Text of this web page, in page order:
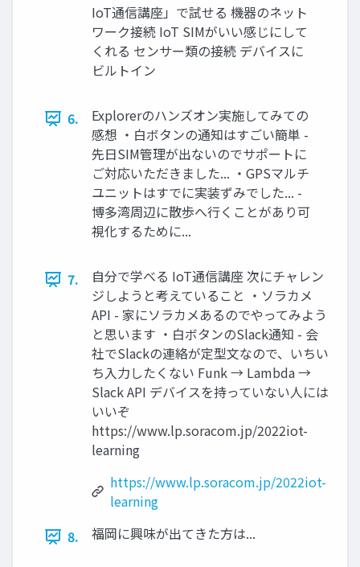
IoT通信講座」で試せる 機器のネット
ワーク接続 IoT SIMがいい感じにして
くれる センサー類の接続 デバイスに
ビルトイン
6.
Explorerのハンズオン実施してみての
感想 ・白ボタンの通知はすごい簡単 -
先日SIM管理が出ないのでサポートに
ご対応いただきました... ・GPSマルチ
ユニットはすでに実装ずみでした... -
博多湾周辺に散歩へ行くことがあり可
視化するために...
7.
自分で学べる IoT通信講座 次にチャレン
ジしようと考えていること ・ソラカメ
API - 家にソラカメあるのでやってみよう
と思います ・白ボタンのSlack通知 - 会
社でSlackの連絡が定型文なので、いちい
ち入力したくない Funk → Lambda →
Slack API デバイスを持っていない人には
いいぞ
https://www.lp.soracom.jp/2022iot-
learning
https://www.lp.soracom.jp/2022iot-
learning
8.
福岡に興味が出てきた方は...